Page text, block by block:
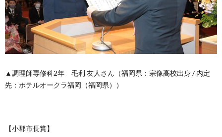
▲調理師専修科2年 毛利 友人さん（福岡県：宗像高校出身 / 内定
先：ホテルオークラ福岡（福岡県））
【小郡市長賞】